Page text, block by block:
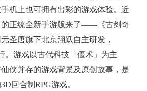
机上也可拥有出彩的游戏体验。近
的正统全新手游版来了——《古剑奇
圣唐旗下北京翔跃自主研发，
。游戏以古代科技「偃术」为主
侠并存的游戏背景及原创故事，是
回合制RPG游戏。